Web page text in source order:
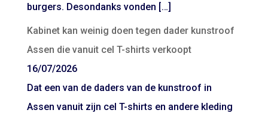
burgers. Desondanks vonden […]
Kabinet kan weinig doen tegen dader kunstroof
Assen die vanuit cel T-shirts verkoopt
16/07/2026
Dat een van de daders van de kunstroof in
Assen vanuit zijn cel T-shirts en andere kleding